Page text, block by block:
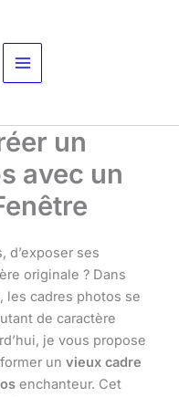
un
avec un
d’exposer ses
originale ? Dans
, les cadres photos se
de caractère
je vous propose
un vieux cadre
enchanteur. Cet